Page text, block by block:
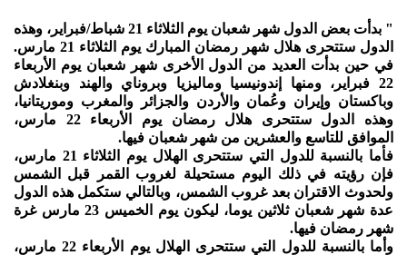
" بدأت بعض الدول شهر شعبان يوم الثلاثاء 21 شباط/فبراير، وهذه
الدول ستتحرى هلال شهر رمضان المبارك يوم الثلاثاء 21 مارس.
في حين بدأت العديد من الدول الأخرى شهر شعبان يوم الأربعاء
22 فبراير، ومنها إندونيسيا وماليزيا وبروناي والهند وبنغلادش
وباكستان وإيران وعُمان والأردن والجزائر والمغرب وموريتانيا،
وهذه الدول ستتحرى هلال رمضان يوم الأربعاء 22 مارس،
الموافق للتاسع والعشرين من شهر شعبان فيها.
فأما بالنسبة للدول التي ستتحرى الهلال يوم الثلاثاء 21 مارس،
فإن رؤيته في ذلك اليوم مستحيلة لغروب القمر قبل الشمس
ولحدوث الاقتران بعد غروب الشمس، وبالتالي ستكمل هذه الدول
عدة شهر شعبان ثلاثين يوما، ليكون يوم الخميس 23 مارس غرة
شهر رمضان فيها.
وأما بالنسبة للدول التي ستتحرى الهلال يوم الأربعاء 22 مارس،